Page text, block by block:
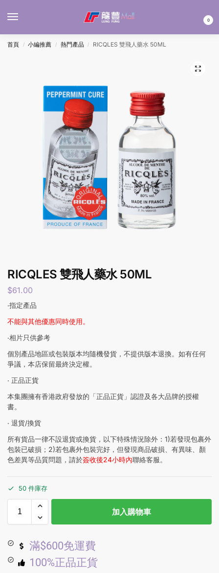
0
首頁 / 小編推薦 / 熱門產品 / RICQLES 雙飛人藥水 50ML
RICQLES 雙飛人藥水 50ML
$61.00
‧指定產品
不能與其他優惠同時使用。
‧相片只供參考
個別產品地區或包裝版本均隨機發貨，不提供版本退換。如有任何
爭議，本店保留最終決定權。
‧ 正品正貨
本集團擁有香港政府發放的「正品正貨」認證及各大品牌的授權
書。
‧ 退貨/換貨
所有貨品一律不設退貨或換貨，以下特殊情況除外：1)若發現包裹外
包裝已破損；2)若包裹外包裝完好，但發現商品破損、有異味、顏
色差異等品質問題，請於簽收後24小時內聯絡客服。
50 件庫存
加入購物車
滿$600免運費
100%正品正貨